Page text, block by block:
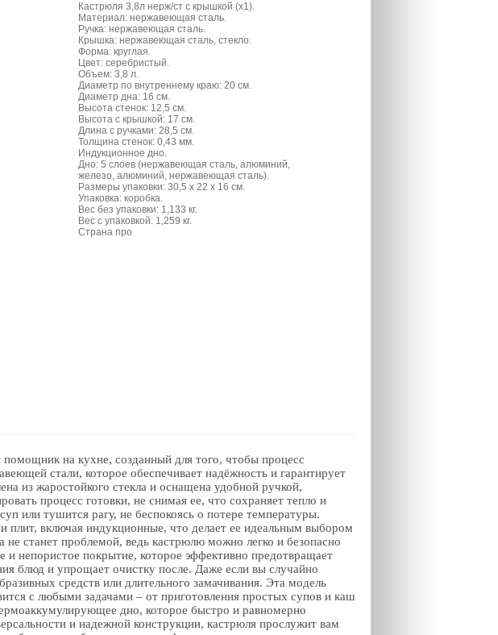
Кастрюля 3,8л нерж/ст с крышкой (х1).
Материал: нержавеющая сталь.
Ручка: нержавеющая сталь.
Крышка: нержавеющая сталь, стекло.
Форма: круглая.
Цвет: серебристый.
Объем: 3,8 л.
Диаметр по внутреннему краю: 20 см.
Диаметр дна: 16 см.
Высота стенок: 12,5 см.
Высота с крышкой: 17 см.
Длина с ручками: 28,5 см.
Толщина стенок: 0,43 мм.
Индукционное дно.
Дно: 5 слоев (нержавеющая сталь, алюминий,
железо, алюминий, нержавеющая сталь).
Размеры упаковки: 30,5 х 22 х 16 см.
Упаковка: коробка.
Вес без упаковки: 1,133 кг.
Вес с упаковкой: 1,259 кг.
Страна про
на кухне, созданный для того, чтобы процесс
стали, которое обеспечивает надёжность и гарантирует
из жаростойкого стекла и оснащена удобной ручкой,
процесс готовки, не снимая ее, что сохраняет тепло и
или тушится рагу, не беспокоясь о потере температуры.
плит, включая индукционные, что делает ее идеальным выбором
станет проблемой, ведь кастрюлю можно легко и безопасно
непористое покрытие, которое эффективно предотвращает
блюд и упрощает очистку после. Даже если вы случайно
средств или длительного замачивания. Эта модель
с любыми задачами – от приготовления простых супов и каш
дно, которое быстро и равномерно
и надежной конструкции, кастрюля прослужит вам